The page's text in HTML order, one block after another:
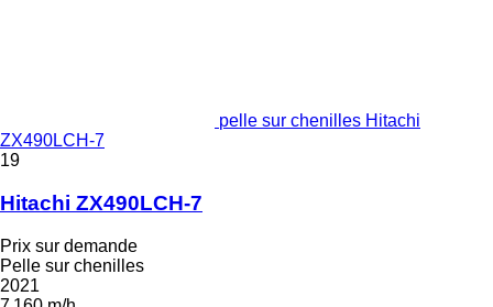
pelle sur chenilles Hitachi
ZX490LCH-7
19
Hitachi ZX490LCH-7
Prix sur demande
Pelle sur chenilles
2021